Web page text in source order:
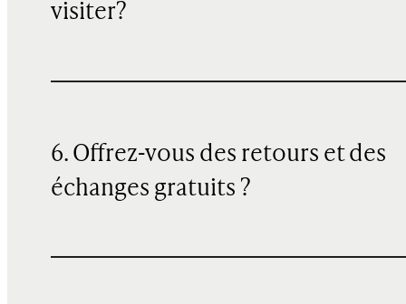
visiter?
6. Offrez-vous des retours et des
échanges gratuits ?